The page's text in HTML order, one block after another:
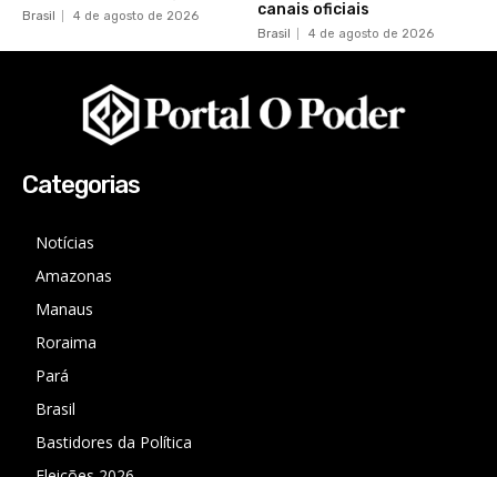
Brasil 4 de agosto de 2026
canais oficiais
Brasil 4 de agosto de 2026
Categorias
Notícias
Amazonas
Manaus
Roraima
Pará
Brasil
Bastidores da Política